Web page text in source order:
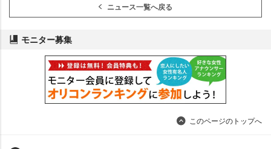
ニュース一覧へ戻る
モニター募集
このページのトップへ